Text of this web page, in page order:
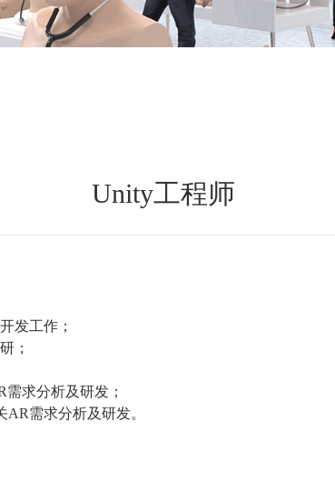
Unity工程师
发工作；
；
需求分析及研发；
AR需求分析及研发。